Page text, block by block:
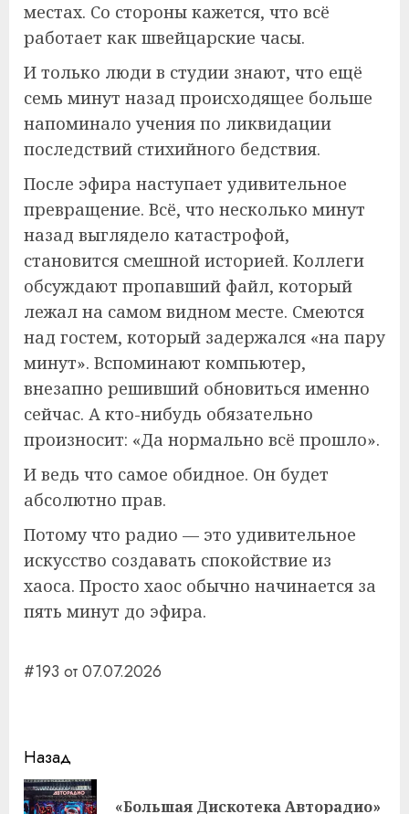
местах. Со стороны кажется, что всё
работает как швейцарские часы.
И только люди в студии знают, что ещё
семь минут назад происходящее больше
напоминало учения по ликвидации
последствий стихийного бедствия.
После эфира наступает удивительное
превращение. Всё, что несколько минут
назад выглядело катастрофой,
становится смешной историей. Коллеги
обсуждают пропавший файл, который
лежал на самом видном месте. Смеются
над гостем, который задержался «на пару
минут». Вспоминают компьютер,
внезапно решивший обновиться именно
сейчас. А кто-нибудь обязательно
произносит: «Да нормально всё прошло».
И ведь что самое обидное. Он будет
абсолютно прав.
Потому что радио — это удивительное
искусство создавать спокойствие из
хаоса. Просто хаос обычно начинается за
пять минут до эфира.
#193 от 07.07.2026
Навигация
записи
Назад
«Большая Дискотека Авторадио»